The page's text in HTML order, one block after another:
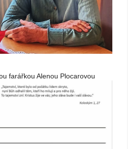
farářkou Alenou Plocarovou